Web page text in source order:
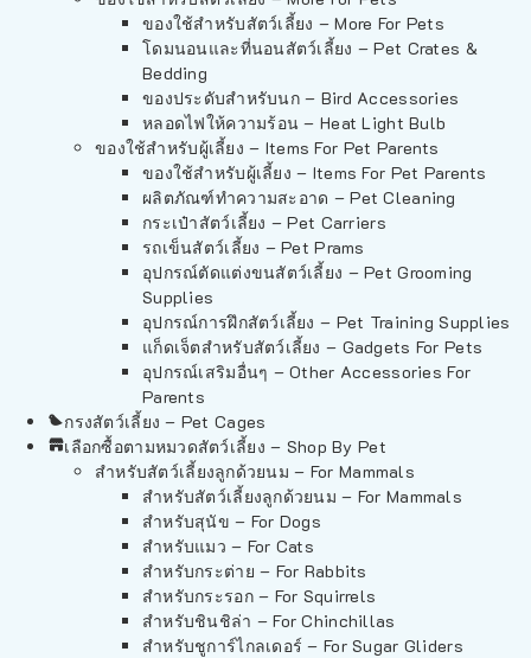
ของใช้สำหรับสัตว์เลี้ยง – More For Pets
โดมนอนและที่นอนสัตว์เลี้ยง – Pet Crates &
Bedding
ของประดับสำหรับนก – Bird Accessories
หลอดไฟให้ความร้อน – Heat Light Bulb
ของใช้สำหรับผู้เลี้ยง – Items For Pet Parents
ของใช้สำหรับผู้เลี้ยง – Items For Pet Parents
ผลิตภัณฑ์ทำความสะอาด – Pet Cleaning
กระเป๋าสัตว์เลี้ยง – Pet Carriers
รถเข็นสัตว์เลี้ยง – Pet Prams
อุปกรณ์ตัดแต่งขนสัตว์เลี้ยง – Pet Grooming
Supplies
อุปกรณ์การฝึกสัตว์เลี้ยง – Pet Training Supplies
แก็ดเจ็ตสำหรับสัตว์เลี้ยง – Gadgets For Pets
อุปกรณ์เสริมอื่นๆ – Other Accessories For
Parents
กรงสัตว์เลี้ยง – Pet Cages
เลือกซื้อตามหมวดสัตว์เลี้ยง – Shop By Pet
สำหรับสัตว์เลี้ยงลูกด้วยนม – For Mammals
สำหรับสัตว์เลี้ยงลูกด้วยนม – For Mammals
สำหรับสุนัข – For Dogs
สำหรับแมว – For Cats
สำหรับกระต่าย – For Rabbits
สำหรับกระรอก – For Squirrels
สำหรับชินชิล่า – For Chinchillas
สำหรับชูการ์ไกลเดอร์ – For Sugar Gliders